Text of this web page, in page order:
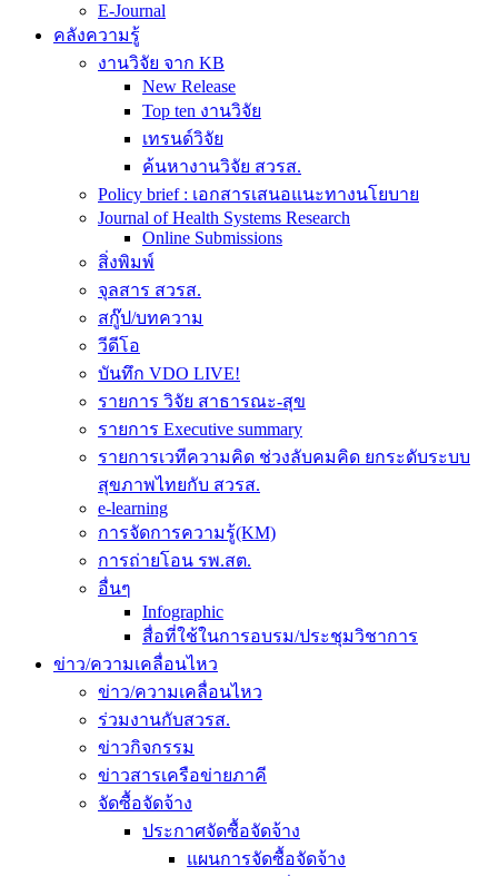
E-Journal
คลังความรู้
งานวิจัย จาก KB
New Release
Top ten งานวิจัย
เทรนด์วิจัย
ค้นหางานวิจัย สวรส.
Policy brief : เอกสารเสนอแนะทางนโยบาย
Journal of Health Systems Research
Online Submissions
สิ่งพิมพ์
จุลสาร สวรส.
สกู๊ป/บทความ
วีดีโอ
บันทึก VDO LIVE!
รายการ วิจัย สาธารณะ-สุข
รายการ Executive summary
รายการเวทีความคิด ช่วงลับคมคิด ยกระดับระบบ
สุขภาพไทยกับ สวรส.
e-learning
การจัดการความรู้(KM)
การถ่ายโอน รพ.สต.
อื่นๆ
Infographic
สื่อที่ใช้ในการอบรม/ประชุมวิชาการ
ข่าว/ความเคลื่อนไหว
ข่าว/ความเคลื่อนไหว
ร่วมงานกับสวรส.
ข่าวกิจกรรม
ข่าวสารเครือข่ายภาคี
จัดซื้อจัดจ้าง
ประกาศจัดซื้อจัดจ้าง
แผนการจัดซื้อจัดจ้าง